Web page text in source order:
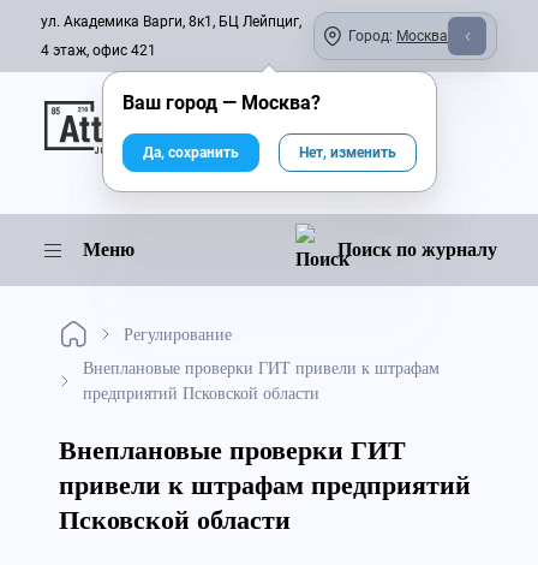
ул. Академика Варги, 8к1, БЦ Лейпциг,
4 этаж, офис 421
Город: Москва
Онлайн-журнал
Меню Поиск по журналу
Регулирование
Внеплановые проверки ГИТ привели к штрафам
предприятий Псковской области
Внеплановые проверки ГИТ
привели к штрафам предприятий
Псковской области
Ваш город — Москва?
Да, сохранить Нет, изменить